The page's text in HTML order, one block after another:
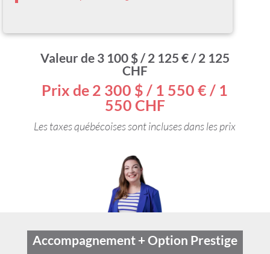
Valeur de 3 100 $ / 2 125 € / 2 125
CHF
Prix de 2 300 $ / 1 550 € / 1
550 CHF
Les taxes québécoises sont incluses dans les prix
Accompagnement + Option Prestige